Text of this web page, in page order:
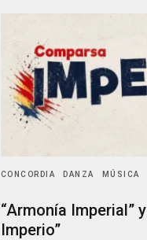
CONCORDIA DANZA MÚSICA
“Armonía Imperial”
Imperio”